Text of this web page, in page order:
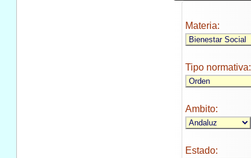
Materia:
Tipo normativa:
Ambito:
Estado: